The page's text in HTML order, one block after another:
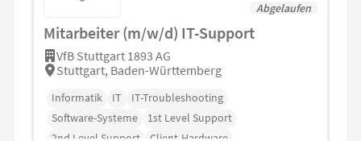
Abgelaufen
Mitarbeiter (m/w/d) IT-Support
VfB Stuttgart 1893 AG
Stuttgart, Baden-Württemberg
Informatik IT
IT-Troubleshooting
Software-Systeme
1st Level Support
2nd Level Support
Client-Hardware